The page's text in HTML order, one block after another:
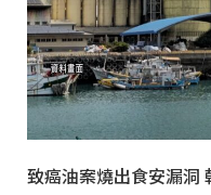
致癌油案燒出食安漏洞